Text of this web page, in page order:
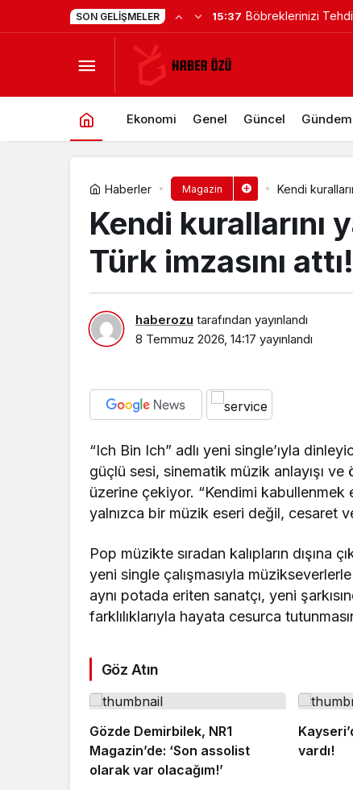
SON GELIŞMELER 15:37 Böbreklerinizi
Ekonomi Genel Güncel Gündem
Haberler Magazin Kendi
Kendi kurallarını
Türk imzasını attı!
haberozu tarafından yayınlandı
8 Temmuz 2026, 14:17 yayınlandı
“Ich Bin Ich” adlı yeni single’ıyla
güçlü sesi, sinematik müzik anlayışı
üzerine çekiyor. “Kendimi kabullenmek
yalnızca bir müzik eseri değil, cesaret
Pop müzikte sıradan kalıpların dışına
yeni single çalışmasıyla
aynı potada eriten sanatçı, yeni
farklılıklarıyla hayata cesurca
Göz Atın
Gözde Demirbilek, NR1
Magazin’de: ‘Son assolist
olarak var olacağım!’
vardı!
Çakallarla Dans 8: Şututgart